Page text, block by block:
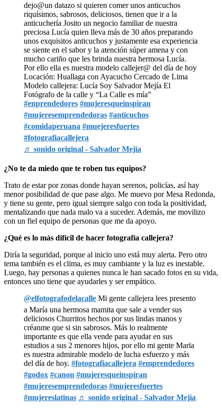
dejo@un datazo si quieren comer unos anticuchos
riquísimos, sabrosos, deliciosos, tienen que ir a la
anticuchería Josito un negocio familiar de nuestra
preciosa Lucía quien lleva más de 30 años preparando
unos exquisitos anticuchos y justamente esa experiencia
se siente en el sabor y la atención súper amena y con
mucho cariño que les brinda nuestra hermosa Lucía.
Por ello ella es nuestra modelo callejer@ del día de hoy
Locación: Huallaga con Ayacucho Cercado de Lima
Modelo callejera: Lucía Soy Salvador Mejía El
Fotógrafo de la calle y “La Calle es mía”
#enprendedores #mujeresqueinspiran
#mujeresemprendedoras #anticuchos
#comidaperuana #muejeresfuertes
#fotografiacallejera
♬ sonido original - Salvador Mejia
¿No te da miedo que te roben tus equipos?
Trato de estar por zonas donde hayan serenos, policías, así hay
menor posibilidad de que pase algo. Me muevo por Mesa Redonda,
y tiene su gente, pero igual siempre salgo con toda la positividad,
mentalizando que nada malo va a suceder. Además, me movilizo
con un fiel equipo de personas que me da apoyo.
¿Qué es lo más difícil de hacer fotografía callejera?
Diría la seguridad, porque al inicio uno está muy alerta. Pero otro
tema también es el clima, es muy cambiante y la luz es inestable.
Luego, hay personas a quienes nunca le han sacado fotos en su vida,
entonces uno tiene que ayudarles y ser empático.
@elfotografodelacalle Mi gente callejera lees presento
a María una hermosa mamita que sale a vender sus
deliciosos Churritos hechos por sus lindas manos y
créanme que si sin sabrosos. Más lo realmente
importante es que ella vende para ayudar en sus
estudios a sus 2 menores hijos, por ello mi gente Marïa
es nuestra admirable modelo de lucha esfuerzo y más
del día de hoy. #fotografiacallejera #emprendedores
#godox #canon #mujeresqueinspiran
#mujeresemprendedoras #mujeresfuertes
#mujereslatinas ♬ sonido original - Salvador Mejia